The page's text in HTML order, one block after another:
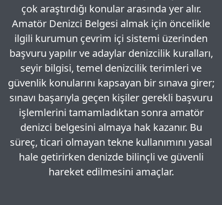
çok araştırdığı konular arasında yer alır.
Amatör Denizci Belgesi almak için öncelikle
ilgili kurumun çevrim içi sistemi üzerinden
başvuru yapılır ve adaylar denizcilik kuralları,
seyir bilgisi, temel denizcilik terimleri ve
güvenlik konularını kapsayan bir sınava girer;
sınavı başarıyla geçen kişiler gerekli başvuru
işlemlerini tamamladıktan sonra amatör
denizci belgesini almaya hak kazanır. Bu
süreç, ticari olmayan tekne kullanımını yasal
hale getirirken denizde bilinçli ve güvenli
hareket edilmesini amaçlar.